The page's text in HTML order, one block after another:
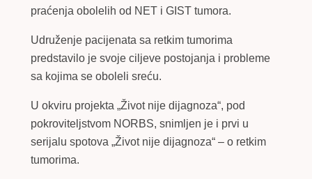
praćenja obolelih od NET i GIST tumora.
Udruženje pacijenata sa retkim tumorima
predstavilo je svoje ciljeve postojanja i probleme
sa kojima se oboleli sreću.
U okviru projekta „Život nije dijagnoza“, pod
pokroviteljstvom NORBS, snimljen je i prvi u
serijalu spotova „Život nije dijagnoza“ – o retkim
tumorima.